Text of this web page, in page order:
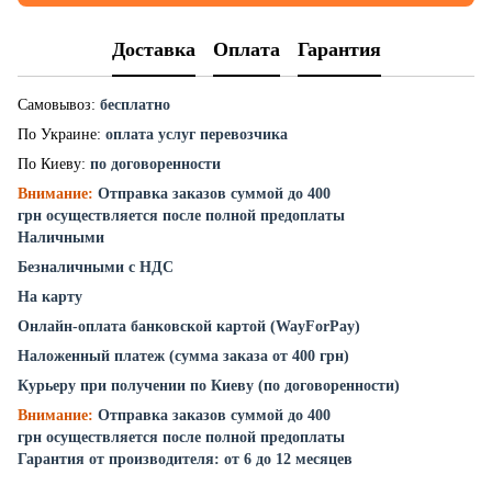
Доставка Оплата Гарантия
Самовывоз: бесплатно
По Украине: оплата услуг перевозчика
По Киеву: по договоренности
Внимание: Отправка заказов суммой до 400
грн осуществляется после полной предоплаты
Наличными
Безналичными с НДС
На карту
Онлайн-оплата банковской картой (WayForPay)
Наложенный платеж (сумма заказа от 400 грн)
Курьеру при получении по Киеву (по договоренности)
Внимание: Отправка заказов суммой до 400
грн осуществляется после полной предоплаты
Гарантия от производителя: от 6 до 12 месяцев